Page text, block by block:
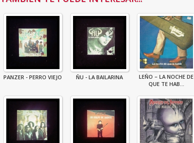
PANZER - PERRO VIEJO ÑU - LA BAILARINA
LEÑO – LA NOCHE DE
QUE TE HAB...